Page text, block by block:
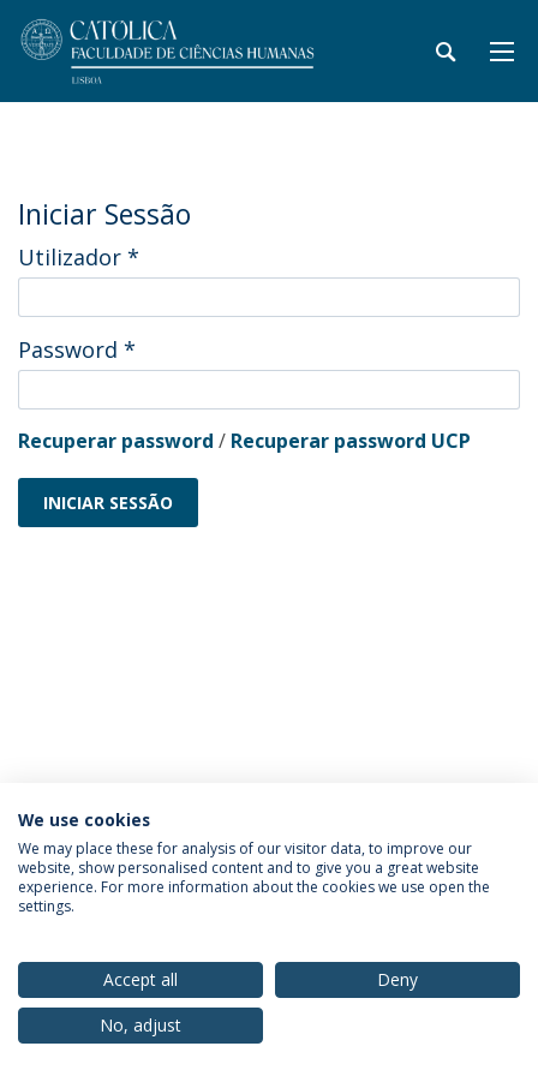
Iniciar Sessão
Utilizador *
Password *
Recuperar password / Recuperar password UCP
INICIAR SESSÃO
Política de Privacidade
Termos & Condições
Direitos do Titular dos Dados
© 2026 Universidade Católica Portuguesa
We use cookies
We may place these for analysis of our visitor data, to improve our
website, show personalised content and to give you a great website
experience. For more information about the cookies we use open the
settings.
Accept all
Deny
No, adjust